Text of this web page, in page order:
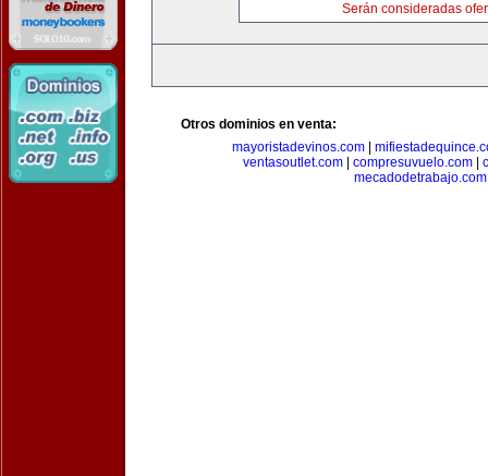
Serán consideradas
Otros dominios en venta:
mayoristadevinos.com
ventasoutlet.com
compresuvuelo.com
mecadodetrabajo.com